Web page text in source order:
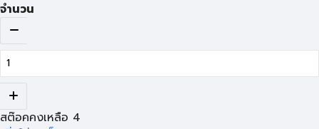
จำนวน
สต๊อคคงเหลือ 4